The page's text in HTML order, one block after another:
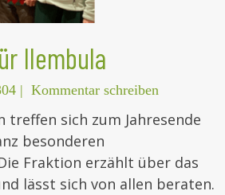
Ilembula
| Kommentar schreiben
treffen sich zum Jahresende
besonderen
Fraktion erzählt über das
lässt sich von allen beraten.